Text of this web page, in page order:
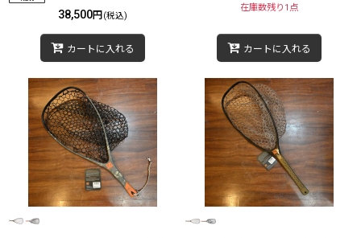
38,500円 (税込)
カートに入れる
在庫数残り1点
カートに入れる